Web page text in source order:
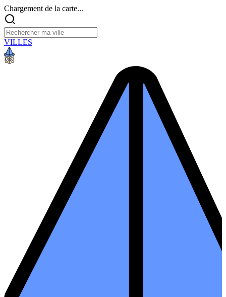
Chargement de la carte...
VILLES